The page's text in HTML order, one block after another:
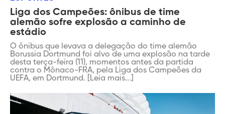
explosão a caminho
de estádio
Liga dos Campeões: ônibus de time
alemão sofre explosão a caminho de
estádio
O ônibus que levava a delegação do time alemão
Borussia Dortmund foi alvo de uma explosão na tarde
desta terça-feira (11), momentos antes da partida
contra o Mônaco-FRA, pela Liga dos Campeões da
UEFA, em Dortmund. [Leia mais...]